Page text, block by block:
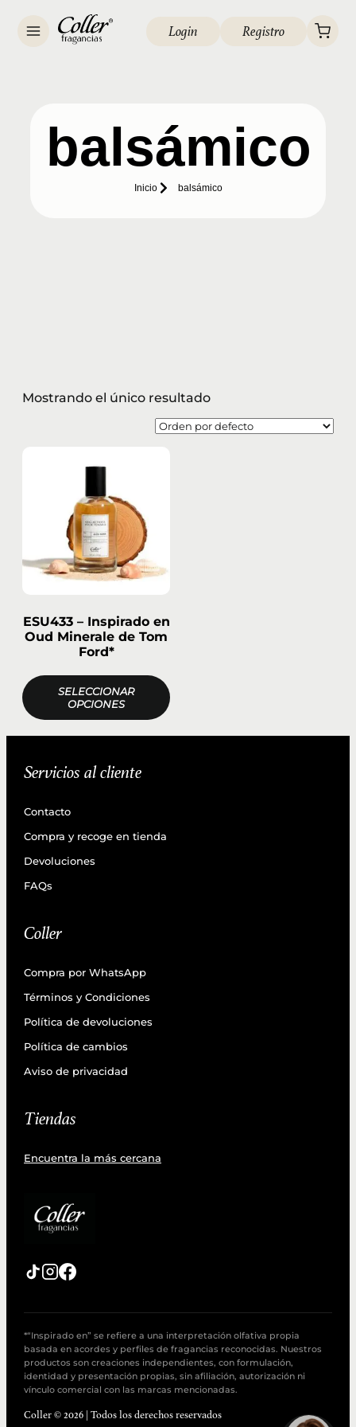
Login Registro
balsámico
Inicio balsámico
Mostrando el único resultado
ESU433 – Inspirado en
Oud Minerale de Tom
Ford*
SELECCIONAR
OPCIONES
Servicios al cliente
Contacto
Compra y recoge en tienda
Devoluciones
FAQs
Coller
Compra por WhatsApp
Términos y Condiciones
Política de devoluciones
Política de cambios
Aviso de privacidad
Tiendas
Encuentra la más cercana
*“Inspirado en” se refiere a una interpretación olfativa propia
basada en acordes y perfiles de fragancias reconocidas. Nuestros
productos son creaciones independientes, con formulación,
identidad y presentación propias, sin afiliación, autorización ni
vínculo comercial con las marcas mencionadas.
Coller © 2026 | Todos los derechos reservados